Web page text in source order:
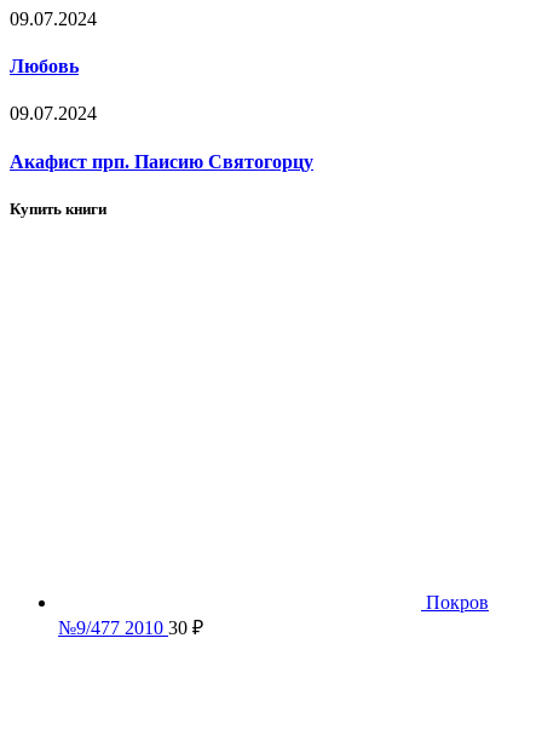
09.07.2024
Любовь
09.07.2024
Акафист прп. Паисию Святогорцу
Купить книги
Покров
№9/477 2010 30 ₽